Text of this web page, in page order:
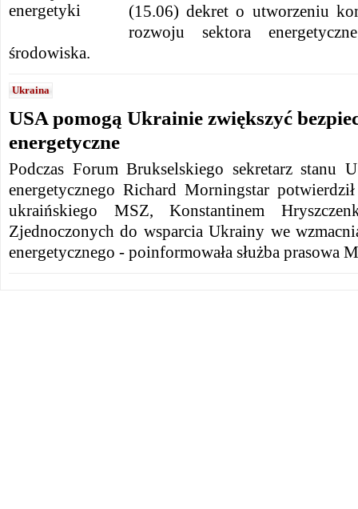
(15.06) dekret o utworzeniu
rozwoju sektora
środowiska.
Ukraina
USA pomogą Ukrainie zwiększyć
energetyczne
Podczas Forum Brukselskiego sekretarz stanu
energetycznego Richard Morningstar
ukraińskiego MSZ, Konstantinem
Zjednoczonych do wsparcia Ukrainy we
energetycznego - poinformowała służba prasowa